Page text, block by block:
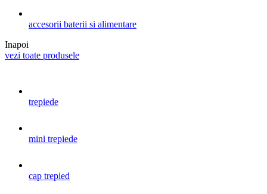
accesorii baterii si alimentare
Inapoi
vezi toate produsele
trepiede
mini trepiede
cap trepied